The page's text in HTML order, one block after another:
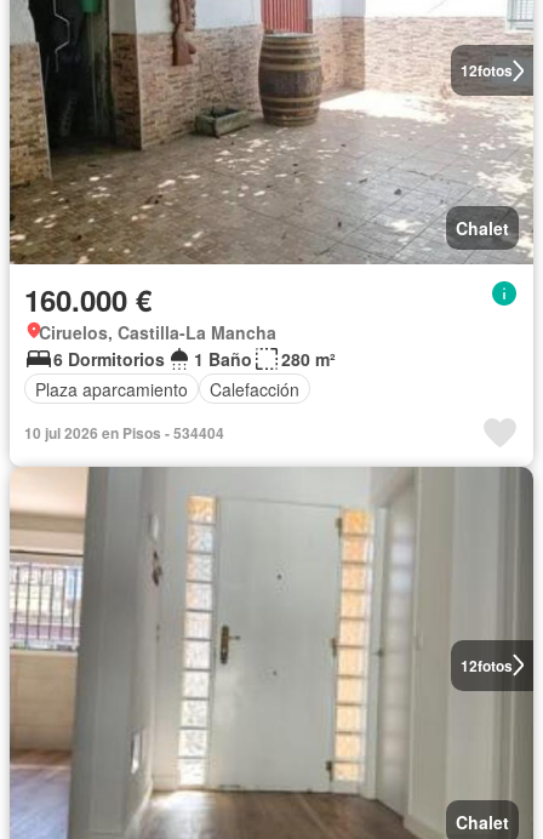
12fotos
Chalet
160.000 €
Ciruelos, Castilla-La Mancha
6 Dormitorios
1 Baño
280 m²
Plaza aparcamiento
Calefacción
10 jul 2026 en Pisos - 534404
12fotos
Chalet